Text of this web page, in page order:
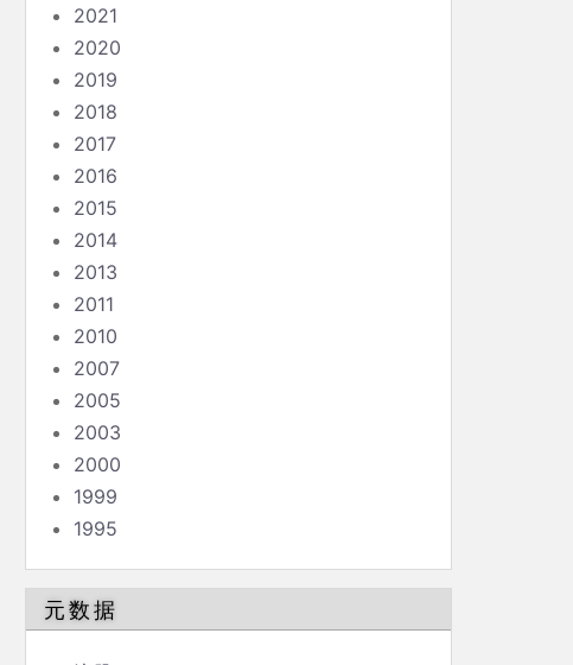
2021
2020
2019
2018
2017
2016
2015
2014
2013
2011
2010
2007
2005
2003
2000
1999
1995
元数据